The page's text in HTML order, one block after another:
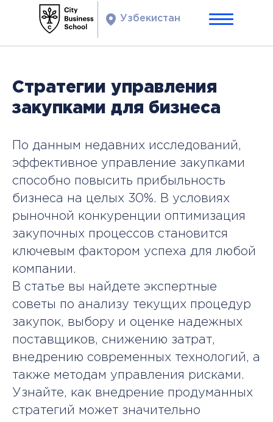
Узбекистан
Стратегии управления
закупками для бизнеса
По данным недавних исследований,
эффективное управление закупками
способно повысить прибыльность
бизнеса на целых 30%. В условиях
рыночной конкуренции оптимизация
закупочных процессов становится
ключевым фактором успеха для любой
компании.
В статье вы найдете экспертные
советы по анализу текущих процедур
закупок, выбору и оценке надежных
поставщиков, снижению затрат,
внедрению современных технологий, а
также методам управления рисками.
Узнайте, как внедрение продуманных
стратегий может значительно